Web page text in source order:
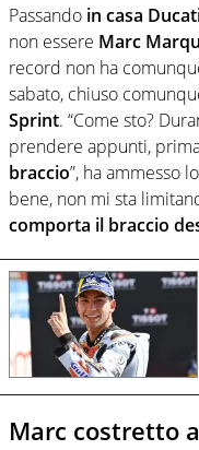
Passando in casa
non essere Marc
record non ha
sabato, chiuso
Sprint. “Come sto?
prendere appunti,
braccio”, ha ammesso
bene, non mi sta
comporta il braccio
Marc costretto